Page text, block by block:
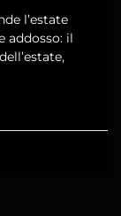
l’estate
addosso: il